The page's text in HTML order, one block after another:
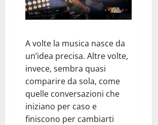
A volte la musica nasce da
un’idea precisa. Altre volte,
invece, sembra quasi
comparire da sola, come
quelle conversazioni che
iniziano per caso e
finiscono per cambiarti